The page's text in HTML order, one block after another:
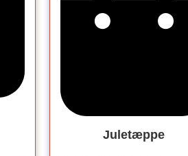
Juletæppe